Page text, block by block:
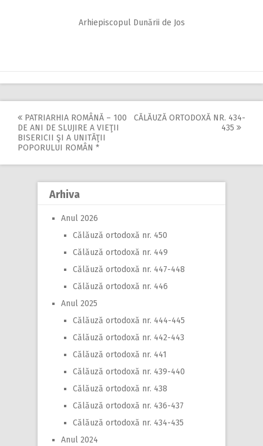
Arhiepiscopul Dunării de Jos
Post
navigation
PATRIARHIA ROMÂNĂ – 100
DE ANI DE SLUJIRE A VIEŢII
BISERICII ŞI A UNITĂŢII
POPORULUI ROMÂN *
CĂLĂUZĂ ORTODOXĂ NR. 434-
435
Arhiva
Anul 2026
Călăuză ortodoxă nr. 450
Călăuză ortodoxă nr. 449
Călăuză ortodoxă nr. 447-448
Călăuză ortodoxă nr. 446
Anul 2025
Călăuză ortodoxă nr. 444-445
Călăuză ortodoxă nr. 442-443
Călăuză ortodoxă nr. 441
Călăuză ortodoxă nr. 439-440
Călăuză ortodoxă nr. 438
Călăuză ortodoxă nr. 436-437
Călăuză ortodoxă nr. 434-435
Anul 2024